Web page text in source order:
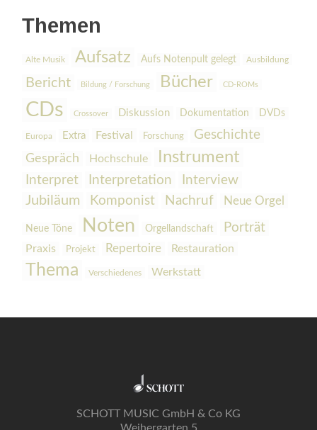
Themen
Alte Musik Aufsatz Aufs Notenpult gelegt Ausbildung
Bericht Bildung / Forschung Bücher CD-ROMs
CDs Crossover Diskussion Dokumentation DVDs
Europa Extra Festival Forschung Geschichte
Gespräch Hochschule Instrument
Interpret Interpretation
Interview
Jubiläum
Komponist Nachruf Neue Orgel
Neue Töne Noten Orgellandschaft Porträt
Praxis Projekt Repertoire Restauration
Thema Verschiedenes Werkstatt
SCHOTT MUSIC GmbH & Co KG